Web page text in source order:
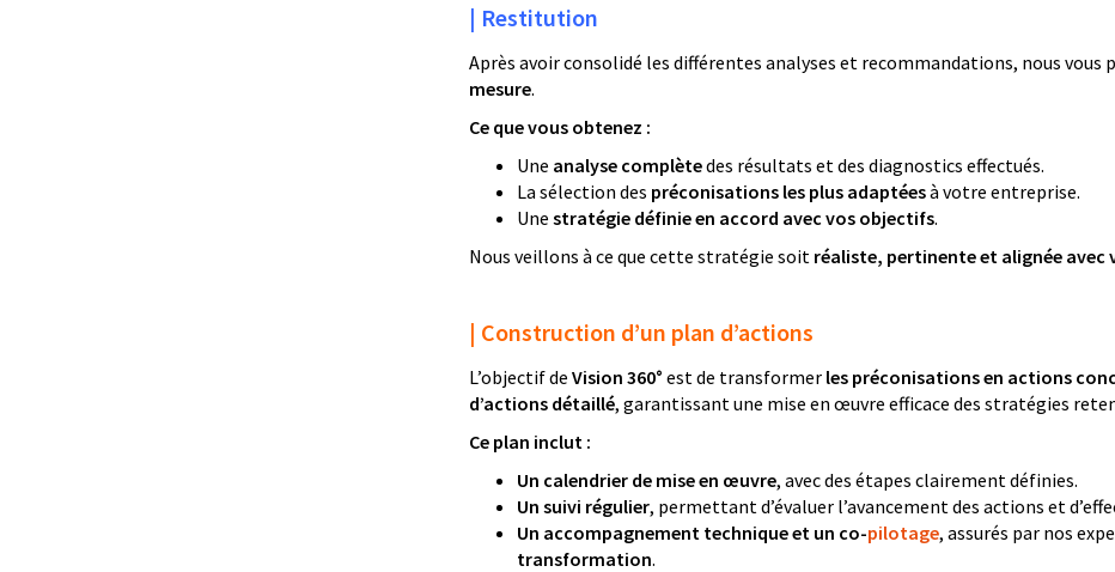
| Restitution
Après avoir consolidé les différentes analyses et recommandations, nous vous
mesure.
Ce que vous obtenez :
Une analyse complètedes résultats et des diagnostics effectués.
La sélection des préconisations les plus adaptéesà votre entreprise.
Une stratégie définie en accord avec vos objectifs.
Nous veillons à ce que cette stratégie soit réaliste, pertinente et alignée avec
| Construction d’un plan d’actions
L’objectif de Vision 360° est de transformer les préconisations en actions
d’actions détaillé, garantissant une mise en œuvre efficace des stratégies
Ce plan inclut :
Un calendrier de mise en œuvre, avec des étapes clairement définies.
Un suivi régulier, permettant d’évaluer l’avancement des actions et
Un accompagnement technique et un co-pilotage, assurés par nos
transformation.